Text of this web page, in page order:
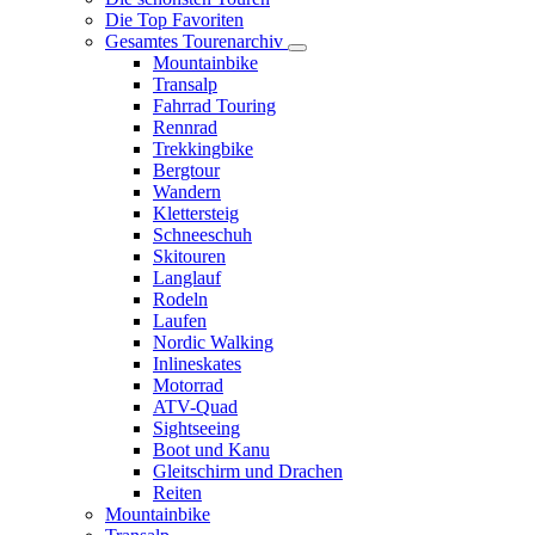
Die Top Favoriten
Gesamtes Tourenarchiv
Mountainbike
Transalp
Fahrrad Touring
Rennrad
Trekkingbike
Bergtour
Wandern
Klettersteig
Schneeschuh
Skitouren
Langlauf
Rodeln
Laufen
Nordic Walking
Inlineskates
Motorrad
ATV-Quad
Sightseeing
Boot und Kanu
Gleitschirm und Drachen
Reiten
Mountainbike